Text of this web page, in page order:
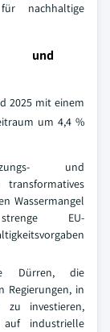
nachhaltige
und
2025 mit einem
um 4,4 %
und
transformatives
Wassermangel
EU-
Dürren, die
Regierungen, in
zu investieren,
auf industrielle